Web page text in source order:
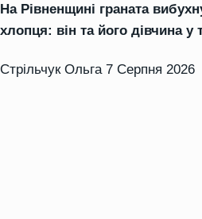
На Рівненщині граната
хлопця: він та його дівчина у
Стрільчук Ольга 7 Серпня 2026